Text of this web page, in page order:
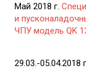
Май 2018 г.
и
ЧПУ модель QK
29.03.-05.04.2018